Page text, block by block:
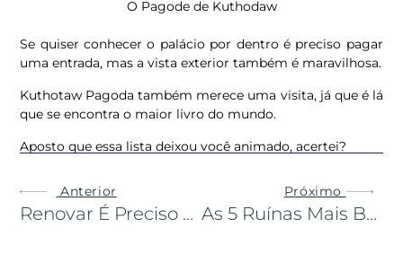
O Pagode de Kuthodaw
Se quiser conhecer o palácio por dentro é preciso pagar
uma entrada, mas a vista exterior também é maravilhosa.
Kuthotaw Pagoda também merece uma visita, já que é lá
que se encontra o maior livro do mundo.
Aposto que essa lista deixou você animado, acertei?
Anterior
Renovar É Preciso – Como Uma Viagem Pode Renovar Sua Vida
Próximo
As 5 Ruínas Mais Belas Do Mundo